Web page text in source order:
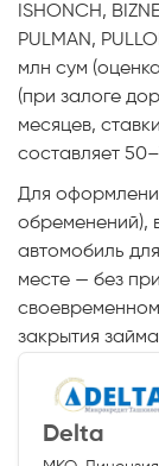
ISHONCH,
PULMAN,
млн сум
(при залоге
месяцев,
составляет
Для
обременений),
автомобиль
месте — без
закрытия
Delta